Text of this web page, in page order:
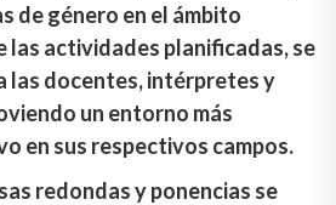
de género en el ámbito
las actividades planificadas, se
las docentes, intérpretes y
un entorno más
en sus respectivos campos.
redondas y ponencias se